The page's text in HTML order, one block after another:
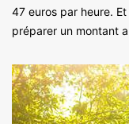
47 euros par heure.
préparer un montant